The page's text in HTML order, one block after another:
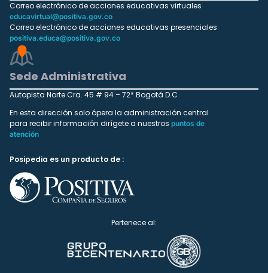
Correo electrónico de acciones educativas virtuales
educavirtual@positiva.gov.co
Correo electrónico de acciones educativas presenciales
positiva.educa@positiva.gov.co
Sede Administrativa
Autopista Norte Cra. 45 # 94 – 72* Bogotá D.C
En esta dirección solo ópera la administración central
para recibir información dirígete a nuestros puntos de
atención
Posipedia es un producto de :
Pertenece al: